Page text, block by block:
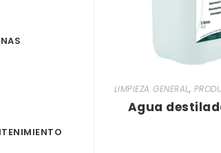
LIMPIEZA GENERAL,
Agua